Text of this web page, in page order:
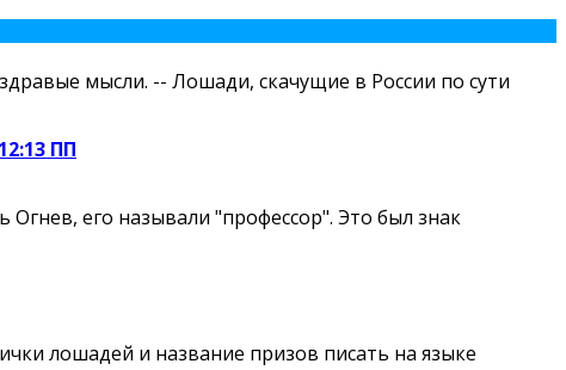
мысли. -- Лошади, скачущие в России по сути
ПП
его называли "профессор". Это был знак
лошадей и название призов писать на языке